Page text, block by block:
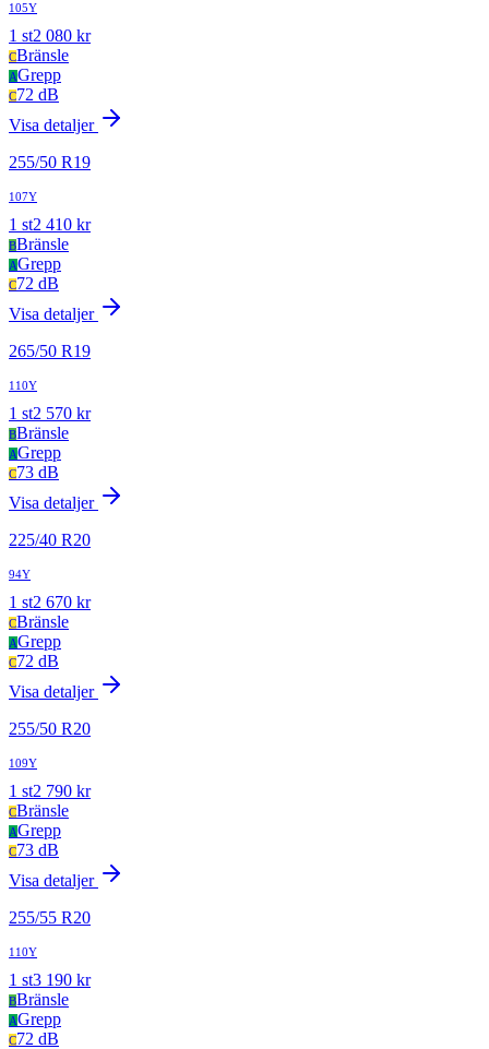
105Y
1 st2 080 kr
CBränsle
AGrepp
C72 dB
Visa detaljer
255/50 R19
107Y
1 st2 410 kr
BBränsle
AGrepp
C72 dB
Visa detaljer
265/50 R19
110Y
1 st2 570 kr
BBränsle
AGrepp
C73 dB
Visa detaljer
225/40 R20
94Y
1 st2 670 kr
CBränsle
AGrepp
C72 dB
Visa detaljer
255/50 R20
109Y
1 st2 790 kr
CBränsle
AGrepp
C73 dB
Visa detaljer
255/55 R20
110Y
1 st3 190 kr
BBränsle
AGrepp
C72 dB